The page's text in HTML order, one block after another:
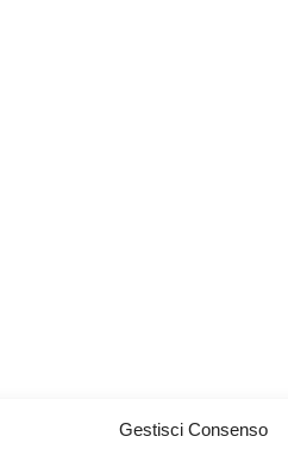
Gestisci Consenso